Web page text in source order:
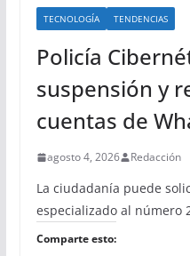
TECNOLOGÍA TENDENCIAS
Policía
suspensión y
cuentas de
agosto 4, 2026 Redacción
La ciudadanía puede
especializado al número
Comparte esto: